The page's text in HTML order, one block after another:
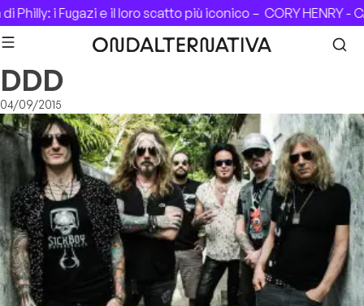
Skip to content
Philly: i Fugazi e il loro scatto più iconico –CORY HENRY -
DDD
04/09/2015